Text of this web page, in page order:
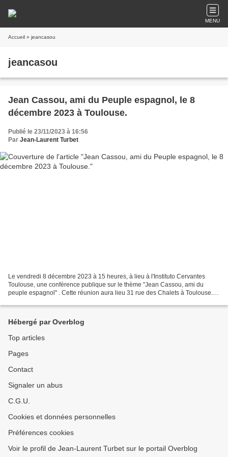
MENU
Accueil » jeancasou
jeancasou
Jean Cassou, ami du Peuple espagnol, le 8
décembre 2023 à Toulouse.
Publié le 23/11/2023 à 16:56
Par Jean-Laurent Turbet
Le vendredi 8 décembre 2023 à 15 heures, à lieu à l'Instituto Cervantes
Toulouse, une conférence publique sur le thème "Jean Cassou, ami du
peuple espagnol" . Cette réunion aura lieu 31 rue des Chalets à Toulouse.
Hébergé par Overblog
Top articles
Pages
Contact
Signaler un abus
C.G.U.
Cookies et données personnelles
Préférences cookies
Voir le profil de Jean-Laurent Turbet sur le portail Overblog